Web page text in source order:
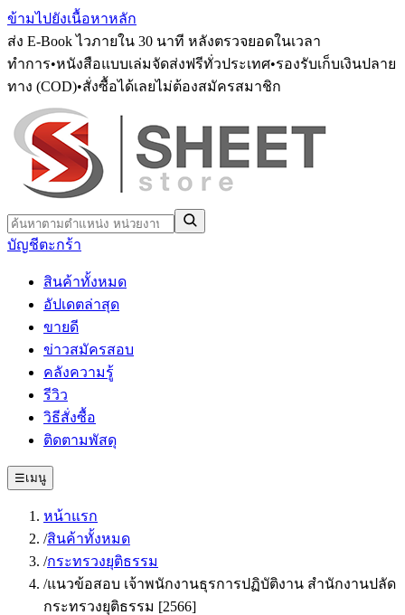
ข้ามไปยังเนื้อหาหลัก
ส่ง E-Book ไวภายใน 30 นาที หลังตรวจยอดในเวลา
ทำการ•หนังสือแบบเล่มจัดส่งฟรีทั่วประเทศ•รองรับเก็บเงินปลาย
ทาง (COD)•สั่งซื้อได้เลยไม่ต้องสมัครสมาชิก
บัญชีตะกร้า
สินค้าทั้งหมด
อัปเดตล่าสุด
ขายดี
ข่าวสมัครสอบ
คลังความรู้
รีวิว
วิธีสั่งซื้อ
ติดตามพัสดุ
☰เมนู
หน้าแรก
/สินค้าทั้งหมด
/กระทรวงยุติธรรม
/แนวข้อสอบ เจ้าพนักงานธุรการปฏิบัติงาน สำนักงานปลัด
กระทรวงยุติธรรม [2566]